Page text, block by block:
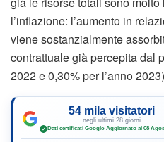
l’inflazione: l’aumento in
viene sostanzialmente
contrattuale già percepita dal
2022 e 0,30% per l’anno
54 mila visitatori
negli ultimi 28 giorni
✓ Dati certificati Google·Aggiornato al 08